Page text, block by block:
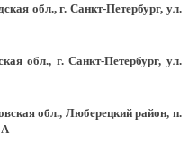
обл., г. Санкт-Петербург, ул.
г. Санкт-Петербург, ул.
обл., Люберецкий район, п.